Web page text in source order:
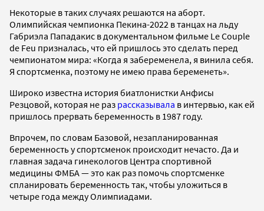
Некоторые в таких случаях решаются на аборт.
Олимпийская чемпионка Пекина-2022 в танцах на льду
Габриэла Пападакис в документальном фильме Le Couple
de Feu призналась, что ей пришлось это сделать перед
чемпионатом мира: «Когда я забеременела, я винила себя.
Я спортсменка, поэтому не имею права беременеть».
Широко известна история биатлонистки Анфисы
Резцовой, которая не раз рассказывала в интервью, как ей
пришлось прервать беременность в 1987 году.
Впрочем, по словам Базовой, незапланированная
беременность у спортсменок происходит нечасто. Да и
главная задача гинекологов Центра спортивной
медицины ФМБА — это как раз помочь спортсменке
спланировать беременность так, чтобы уложиться в
четыре года между Олимпиадами.